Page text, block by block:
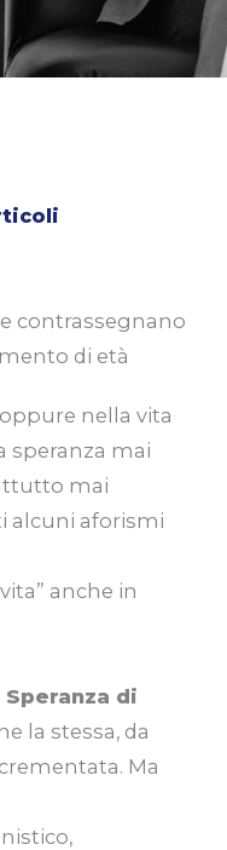
oppure nella vita
speranza mai
mai
alcuni aforismi
anche in
Speranza di
la stessa, da
Ma